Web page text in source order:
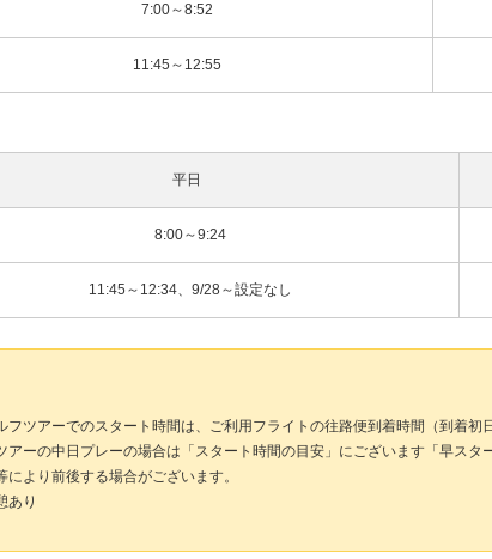
7:00～8:52
11:45～12:55
平日
8:00～9:24
11:45～12:34、9/28～設定なし
フツアーでのスタート時間は、ご利用フライトの往路便到着時間（到着
アーの中日プレーの場合は「スタート時間の目安」にございます「早スタ
より前後する場合がございます。
あり